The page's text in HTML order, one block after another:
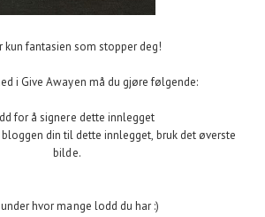
kun fantasien som stopper deg!
i Give Awayen må du gjøre følgende:
for å signere dette innlegget
din til dette innlegget, bruk det øverste
bilde.
hvor mange lodd du har :)